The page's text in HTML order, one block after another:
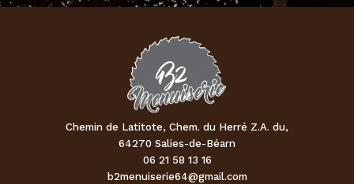
d
e
n
e
n
Chemin de Latitote, Chem. du Herré Z.A. du,
64270 Salies-de-Béarn
06 21 58 13 16
b2menuiserie64@gmail.com